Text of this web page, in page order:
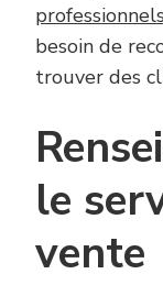
besoin de
trouver des
le
vente